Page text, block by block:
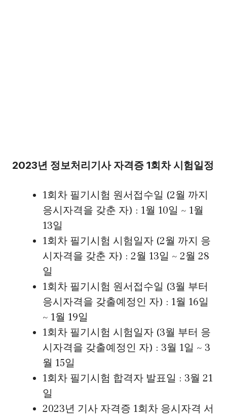
2023년 정보처리기사 자격증 1회차 시험일정
1회차 필기시험 원서접수일 (2월 까지
응시자격을 갖춘 자) : 1월 10일 ~ 1월
13일
1회차 필기시험 시험일자 (2월 까지 응
시자격을 갖춘 자) : 2월 13일 ~ 2월 28
일
1회차 필기시험 원서접수일 (3월 부터
응시자격을 갖출예정인 자) : 1월 16일
~ 1월 19일
1회차 필기시험 시험일자 (3월 부터 응
시자격을 갖출예정인 자) : 3월 1일 ~ 3
월 15일
1회차 필기시험 합격자 발표일 : 3월 21
일
2023년 기사 자격증 1회차 응시자격 서